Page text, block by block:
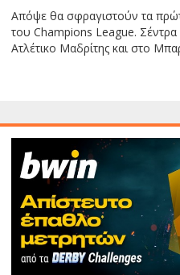
Απόψε θα σφραγιστούν τα πρώτα
του Champions League.
Ατλέτικο Μαδρίτης και στο